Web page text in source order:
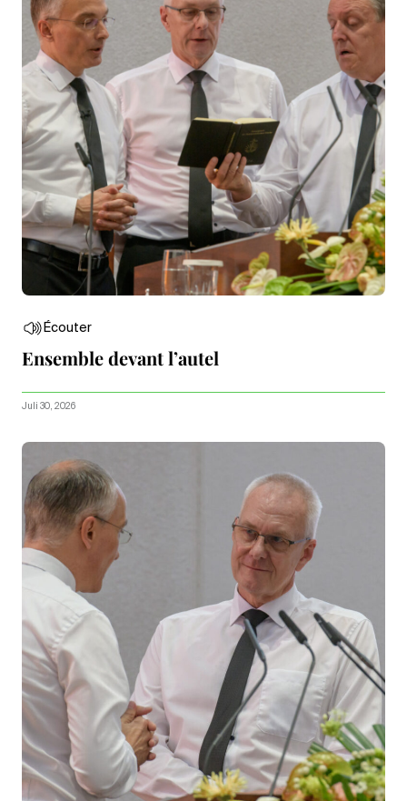
Écouter
Ensemble devant l’autel
Juli 30, 2026